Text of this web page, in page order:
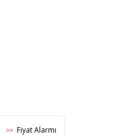
>> Fiyat Alarmı